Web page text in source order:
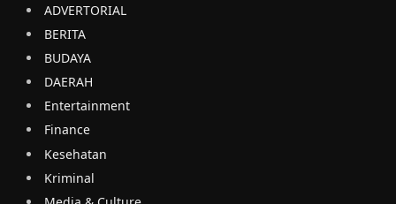
ADVERTORIAL
BERITA
BUDAYA
DAERAH
Entertainment
Finance
Kesehatan
Kriminal